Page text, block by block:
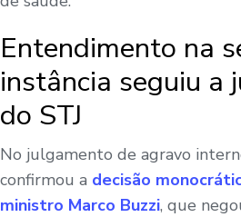
Entendimento na
instância seguiu a
do STJ
No julgamento de agravo
confirmou a decisão
ministro Marco Buzzi, que